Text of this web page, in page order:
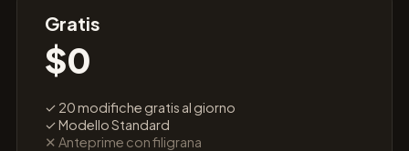
Gratis
$0
✓ 20 modifiche gratis al giorno
✓ Modello Standard
✕ Anteprime con filigrana